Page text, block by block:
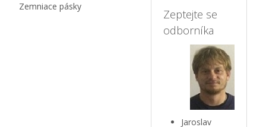
Zeptejte se
odborníka
Jaroslav
Zemniace pásky